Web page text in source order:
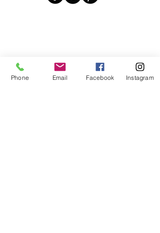
Phone Email Facebook Instagram